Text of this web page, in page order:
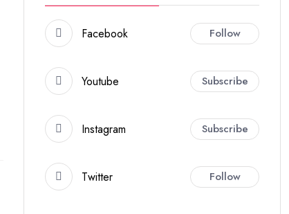
Facebook Follow
Youtube Subscribe
Instagram Subscribe
Twitter Follow